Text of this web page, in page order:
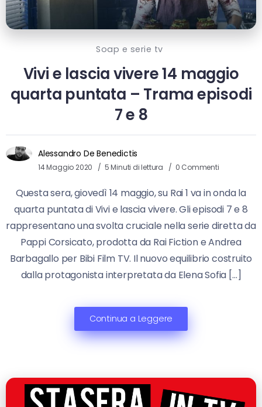
Soap e serie tv
Vivi e lascia vivere 14 maggio
quarta puntata – Trama episodi
7 e 8
Alessandro De Benedictis
14 Maggio 2020 5 Minuti di lettura 0 Commenti
Questa sera, giovedì 14 maggio, su Rai 1 va in onda la
quarta puntata di Vivi e lascia vivere. Gli episodi 7 e 8
rappresentano una svolta cruciale nella serie diretta da
Pappi Corsicato, prodotta da Rai Fiction e Andrea
Barbagallo per Bibi Film TV. Il nuovo equilibrio costruito
dalla protagonista interpretata da Elena Sofia […]
Continua a Leggere